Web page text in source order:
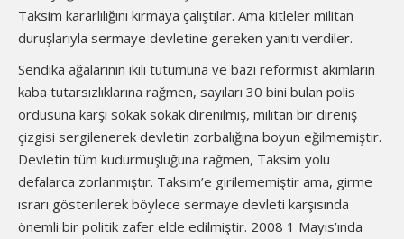
Taksim kararlılığını kırmaya çalıştılar. Ama kitleler militan
duruşlarıyla sermaye devletine gereken yanıtı verdiler.
Sendika ağalarının ikili tutumuna ve bazı reformist akımların
kaba tutarsızlıklarına rağmen, sayıları 30 bini bulan polis
ordusuna karşı sokak sokak direnilmiş, militan bir direniş
çizgisi sergilenerek devletin zorbalığına boyun eğilmemiştir.
Devletin tüm kudurmuşluğuna rağmen, Taksim yolu
defalarca zorlanmıştır. Taksim’e girilememiştir ama, girme
ısrarı gösterilerek böylece sermaye devleti karşısında
önemli bir politik zafer elde edilmiştir. 2008 1 Mayıs’ında